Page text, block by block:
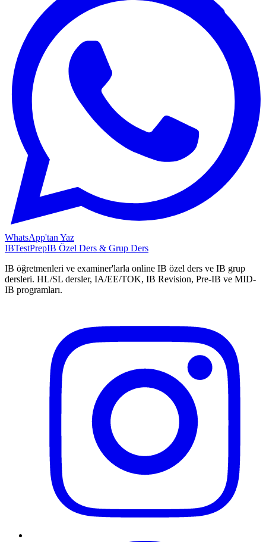
WhatsApp'tan Yaz
IBTestPrepIB Özel Ders & Grup Ders
IB öğretmenleri ve examiner'larla online IB özel ders ve IB grup
dersleri. HL/SL dersler, IA/EE/TOK, IB Revision, Pre-IB ve MID-
IB programları.